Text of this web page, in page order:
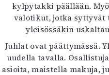
kylpytakki päällään.
valotikut, jotka syttyvät
yleisössäkin
Juhlat ovat päättymässä.
uudella tavalla.
asioita, maistella makuja,